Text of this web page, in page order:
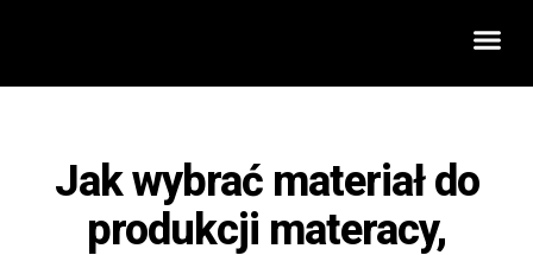
Jak wybrać materiał do
produkcji materacy,